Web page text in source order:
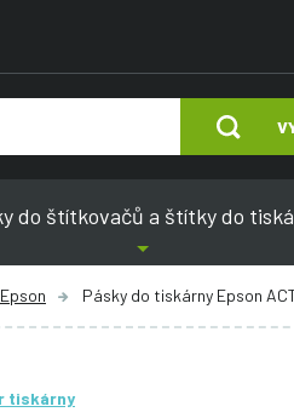
do štítkovačů a štítky do
Pásky do tiskárny Epson
tiskárny